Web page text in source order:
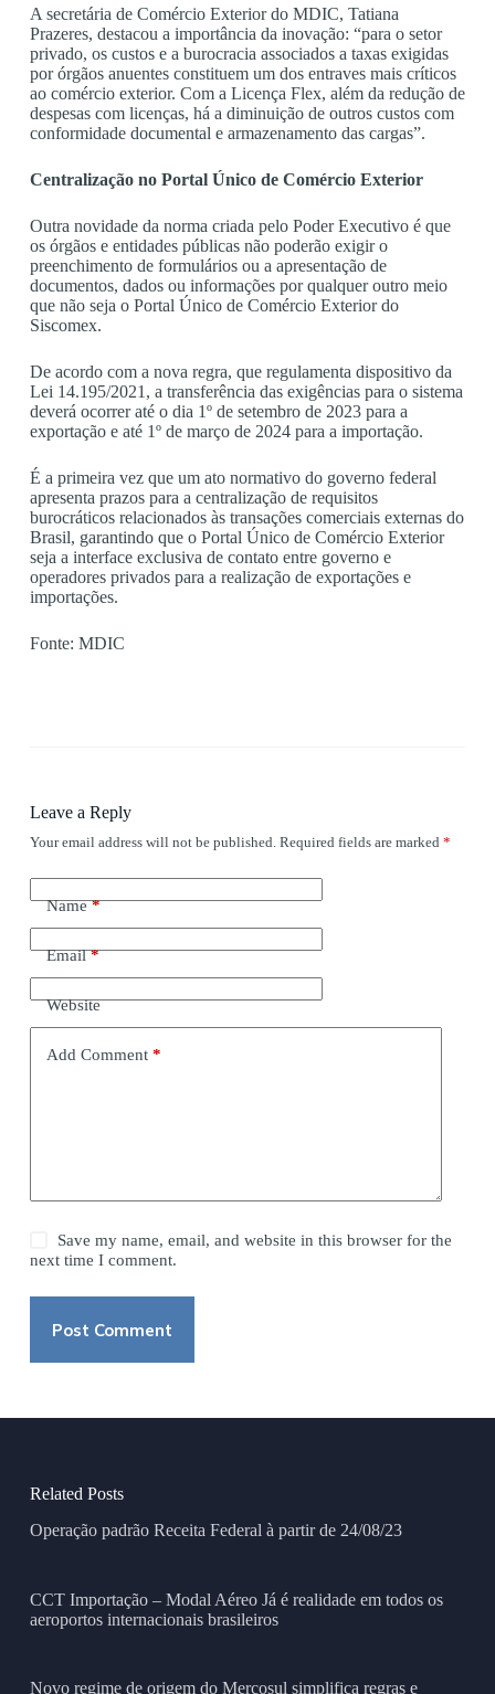
A secretária de Comércio Exterior do MDIC, Tatiana
Prazeres, destacou a importância da inovação: “para o setor
privado, os custos e a burocracia associados a taxas exigidas
por órgãos anuentes constituem um dos entraves mais críticos
ao comércio exterior. Com a Licença Flex, além da redução de
despesas com licenças, há a diminuição de outros custos com
conformidade documental e armazenamento das cargas”.
Centralização no Portal Único de Comércio Exterior
Outra novidade da norma criada pelo Poder Executivo é que
os órgãos e entidades públicas não poderão exigir o
preenchimento de formulários ou a apresentação de
documentos, dados ou informações por qualquer outro meio
que não seja o Portal Único de Comércio Exterior do
Siscomex.
De acordo com a nova regra, que regulamenta dispositivo da
Lei 14.195/2021, a transferência das exigências para o sistema
deverá ocorrer até o dia 1º de setembro de 2023 para a
exportação e até 1º de março de 2024 para a importação.
É a primeira vez que um ato normativo do governo federal
apresenta prazos para a centralização de requisitos
burocráticos relacionados às transações comerciais externas do
Brasil, garantindo que o Portal Único de Comércio Exterior
seja a interface exclusiva de contato entre governo e
operadores privados para a realização de exportações e
importações.
Fonte: MDIC
Leave a Reply
Your email address will not be published. Required fields are marked *
Name*
Email*
Website
Add Comment*
Save my name, email, and website in this browser for the
next time I comment.
Post Comment
Related Posts
Operação padrão Receita Federal à partir de 24/08/23
CCT Importação – Modal Aéreo Já é realidade em todos os
aeroportos internacionais brasileiros
Novo regime de origem do Mercosul simplifica regras e